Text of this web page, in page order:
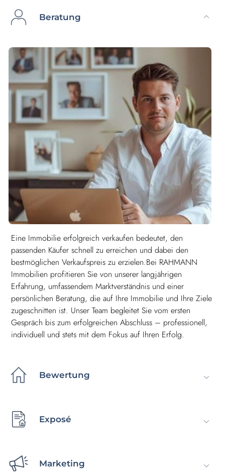
Beratung
Eine Immobilie erfolgreich verkaufen bedeutet, den
passenden Käufer schnell zu erreichen und dabei den
bestmöglichen Verkaufspreis zu erzielen.Bei RAHMANN
Immobilien profitieren Sie von unserer langjährigen
Erfahrung, umfassendem Marktverständnis und einer
persönlichen Beratung, die auf Ihre Immobilie und Ihre Ziele
zugeschnitten ist. Unser Team begleitet Sie vom ersten
Gespräch bis zum erfolgreichen Abschluss – professionell,
individuell und stets mit dem Fokus auf Ihren Erfolg.
Bewertung
Exposé
Marketing